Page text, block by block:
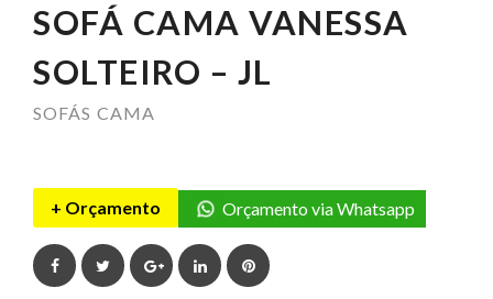
SOFÁ CAMA VANESSA
SOLTEIRO – JL
SOFÁS CAMA
+ Orçamento Orçamento via Whatsapp
FacebookTwitterGoogle+LinkedInPinterest